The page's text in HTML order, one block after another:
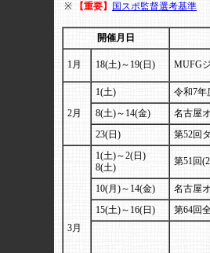
※
【重要】 国スポ監督選考基準
開催月日
1月 18(土)～19(日) MUFG
2月
1(土)
令和7年
8(土)～14(金)
名古屋
23(日)
第52回
3月
1(土)～2(日)
8(土)
第51回
10(月)～14(金)
名古屋
15(土)～16(日)
第64回